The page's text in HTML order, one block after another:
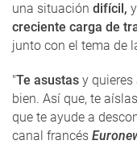
una situación difícil,
creciente carga de
junto con el tema de
"Te asustas y
bien. Así que, te
que te ayude a
canal francés